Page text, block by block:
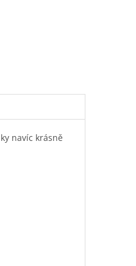
navíc krásně